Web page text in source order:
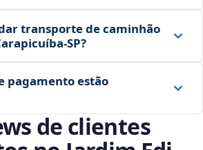
transporte de caminhão
pagamento estão
de clientes